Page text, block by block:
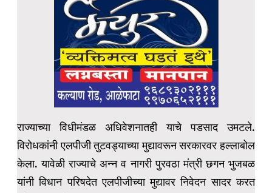
राज्याच्या विधीमंडळ अधिवेशनातही याचे पडसाद उमटले.
विरोधकांनी एलपीजी तुटवड्याच्या मुद्यावरून सरकारवर हल्लाबोल
केला. यावेळी राज्याचे अन्न व नागरी पुरवठा मंत्री छगन भुजबळ
यांनी विधान परिषदेत एलपीजीच्या मुद्यावर निवेदन सादर करत